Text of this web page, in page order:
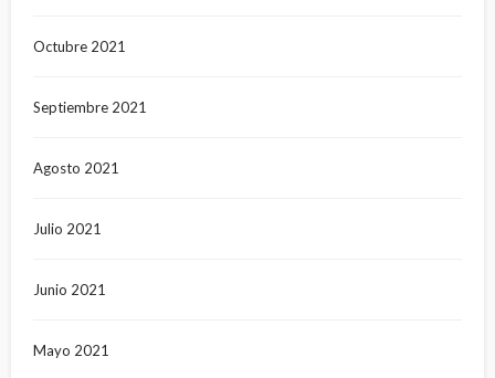
Octubre 2021
Septiembre 2021
Agosto 2021
Julio 2021
Junio 2021
Mayo 2021